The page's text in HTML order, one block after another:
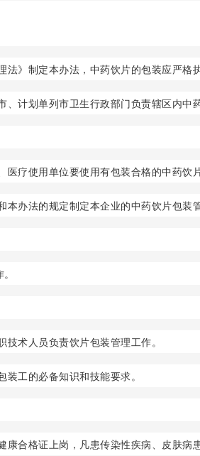
》制定本办法，中药饮片的包装应严格
计划单列市卫生行政部门负责辖区内中
疗使用单位要使用有包装合格的中药饮片
办法的规定制定本企业的中药饮片包装
术人员负责饮片包装管理工作。
工的必备知识和技能要求。
合格证上岗，凡患传染性疾病、皮肤病